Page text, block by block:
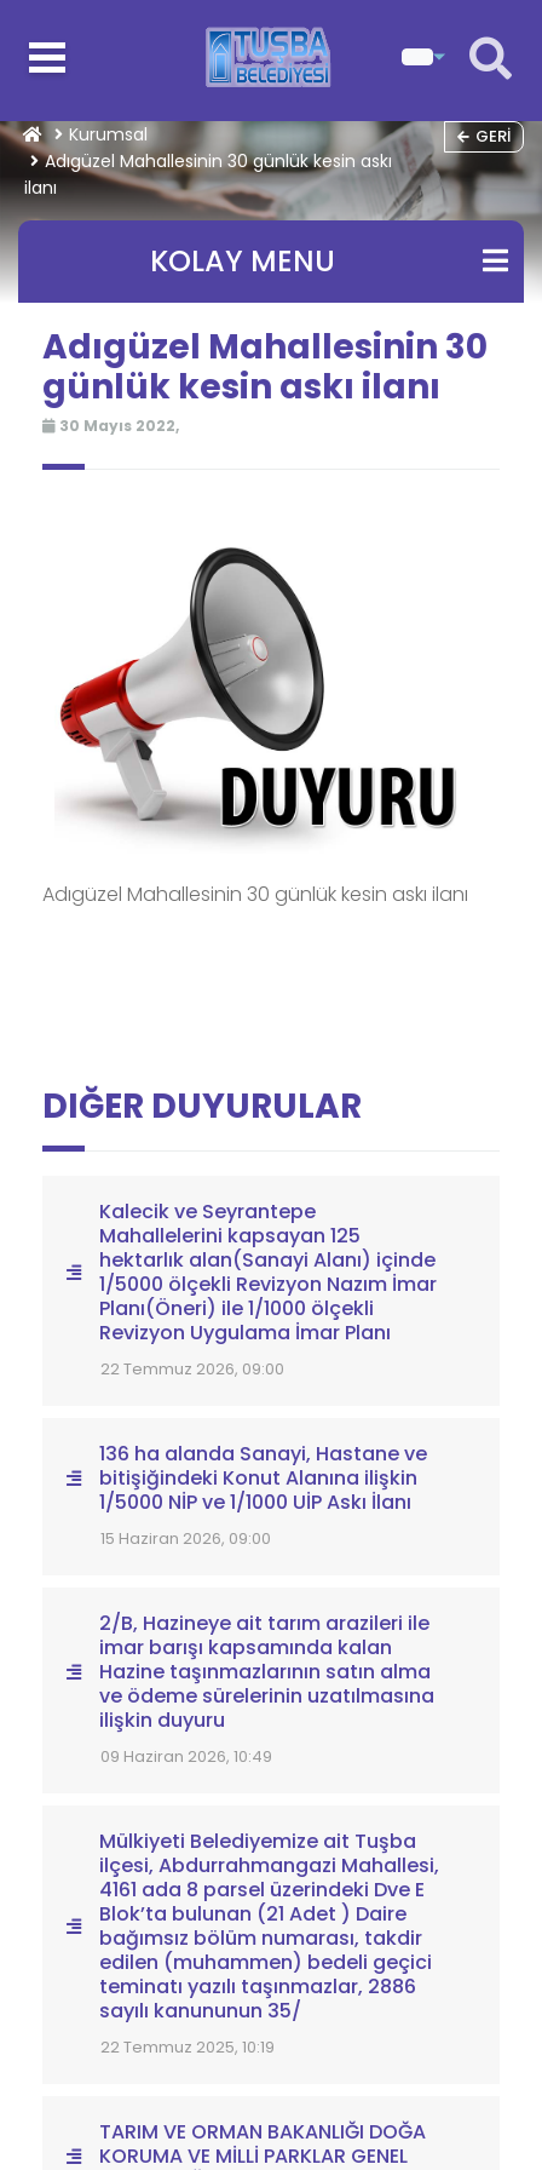
Kurumsal
Adıgüzel Mahallesinin 30 günlük kesin askı
ilanı
GERI
KOLAY MENU
Adıgüzel Mahallesinin 30
günlük kesin askı ilanı
30 Mayıs 2022,
Adıgüzel Mahallesinin 30 günlük kesin askı ilanı
DIĞER DUYURULAR
Kalecik ve Seyrantepe
Mahallelerini kapsayan 125
hektarlık alan(Sanayi Alanı) içinde
1/5000 ölçekli Revizyon Nazım İmar
Planı(Öneri) ile 1/1000 ölçekli
Revizyon Uygulama İmar Planı
22 Temmuz 2026, 09:00
136 ha alanda Sanayi, Hastane ve
bitişiğindeki Konut Alanına ilişkin
1/5000 NİP ve 1/1000 UİP Askı İlanı
15 Haziran 2026, 09:00
2/B, Hazineye ait tarım arazileri ile
imar barışı kapsamında kalan
Hazine taşınmazlarının satın alma
ve ödeme sürelerinin uzatılmasına
ilişkin duyuru
09 Haziran 2026, 10:49
Mülkiyeti Belediyemize ait Tuşba
ilçesi, Abdurrahmangazi Mahallesi,
4161 ada 8 parsel üzerindeki Dve E
Blok’ta bulunan (21 Adet ) Daire
bağımsız bölüm numarası, takdir
edilen (muhammen) bedeli geçici
teminatı yazılı taşınmazlar, 2886
sayılı kanununun 35/
22 Temmuz 2025, 10:19
TARIM VE ORMAN BAKANLIĞI DOĞA
KORUMA VE MİLLİ PARKLAR GENEL